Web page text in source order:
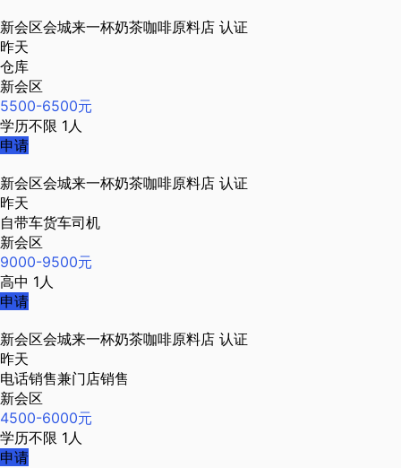
新会区会城来一杯奶茶咖啡原料店 认证
昨天
仓库
新会区
5500-6500元
学历不限 1人
申请
新会区会城来一杯奶茶咖啡原料店 认证
昨天
自带车货车司机
新会区
9000-9500元
高中 1人
申请
新会区会城来一杯奶茶咖啡原料店 认证
昨天
电话销售兼门店销售
新会区
4500-6000元
学历不限 1人
申请